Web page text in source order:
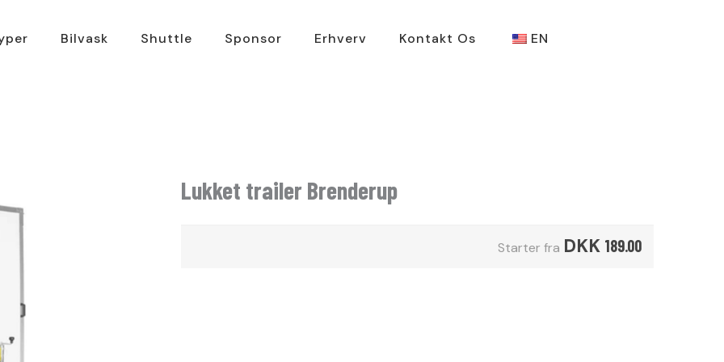
Bilvask Shuttle Sponsor Erhverv Kontakt Os EN
Lukket trailer Brenderup
Starter fra DKK 189.00